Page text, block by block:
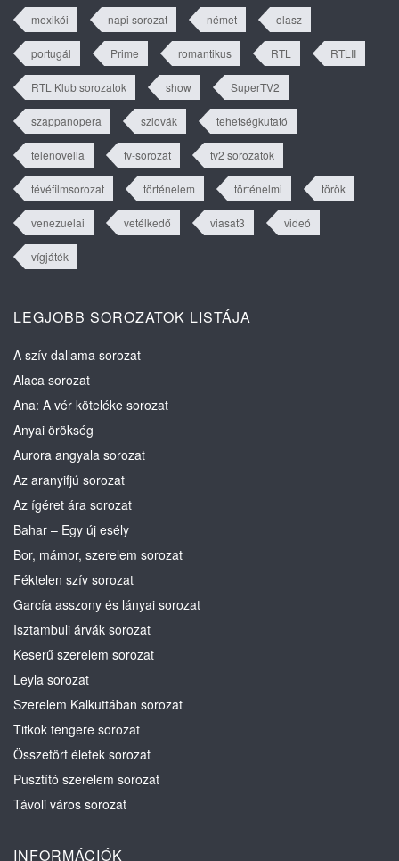
mexikói napi sorozat német olasz
portugál Prime romantikus RTL RTLII
RTL Klub sorozatok show SuperTV2
szappanopera szlovák tehetségkutató
telenovella tv-sorozat tv2 sorozatok
tévéfilmsorozat történelem történelmi török
venezuelai vetélkedő viasat3 videó
vígjáték
LEGJOBB SOROZATOK LISTÁJA
A szív dallama sorozat
Alaca sorozat
Ana: A vér köteléke sorozat
Anyai örökség
Aurora angyala sorozat
Az aranyifjú sorozat
Az ígéret ára sorozat
Bahar – Egy új esély
Bor, mámor, szerelem sorozat
Féktelen szív sorozat
García asszony és lányai sorozat
Isztambuli árvák sorozat
Keserű szerelem sorozat
Leyla sorozat
Szerelem Kalkuttában sorozat
Titkok tengere sorozat
Összetört életek sorozat
Pusztító szerelem sorozat
Távoli város sorozat
INFORMÁCIÓK